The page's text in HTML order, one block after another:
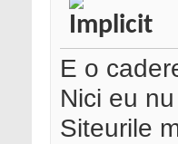
E o
Nici eu
Siteurile